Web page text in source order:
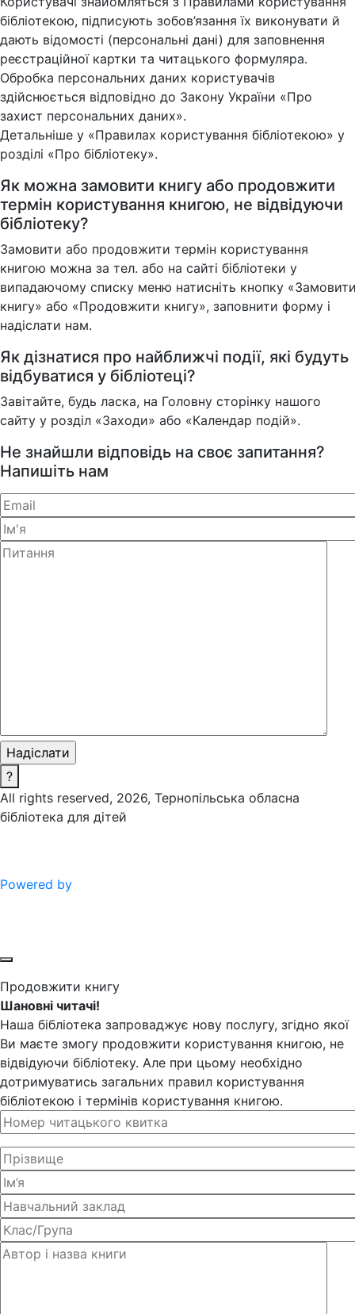
бібліотекою, підписують зобов’язання їх виконувати й
дають відомості (персональні дані) для заповнення
реєстраційної картки та читацького формуляра.
Обробка персональних даних користувачів
здійснюється відповідно до Закону України «Про
захист персональних даних».
Детальніше у «Правилах користування бібліотекою» у
розділі «Про бібліотеку».
Як можна замовити книгу або продовжити
термін користування книгою, не відвідуючи
бібліотеку?
Замовити або продовжити термін користування
книгою можна за тел. або на сайті бібліотеки у
випадаючому списку меню натисніть кнопку
книгу» або «Продовжити книгу», заповнити форму і
надіслати нам.
Як дізнатися про найближчі події, які будуть
відбуватися у бібліотеці?
Завітайте, будь ласка, на Головну сторінку нашого
сайту у розділ «Заходи» або «Календар подій».
Не знайшли відповідь на своє запитання?
Напишіть нам
?
All rights reserved, 2026, Тернопільська обласна
бібліотека для дітей
Powered by
Продовжити книгу
Шановні читачі!
Наша бібліотека запроваджує нову послугу, згідно якої
Ви маєте змогу продовжити користування книгою, не
відвідуючи бібліотеку. Але при цьому необхідно
дотримуватись загальних правил користування
бібліотекою і термінів користування книгою.